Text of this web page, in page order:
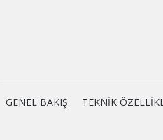
GENEL BAKIŞ TEKNİK